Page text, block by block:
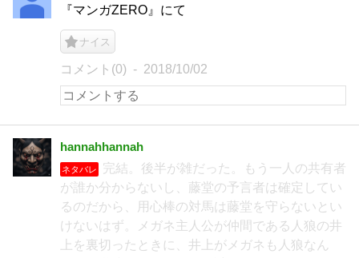
『マンガZERO』にて
ナイス
コメント(0) 2018/10/02
hannahhannah
ネタバレ
完結。後半が雑だった。もう一人の共有者
が誰か分からないし、藤堂の予言者は確定してい
るのだから、用心棒の対馬は藤堂を守らないとい
けないはず。メガネ主人公が仲間である人狼の井
上を裏切ったときに、井上がメガネも人狼なん